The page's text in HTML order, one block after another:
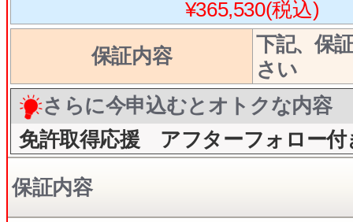
¥365,530(税込)
保証内容
下記、保
さい
さらに今申込むとオトクな内容
免許取得応援 アフターフォロー付
保証内容